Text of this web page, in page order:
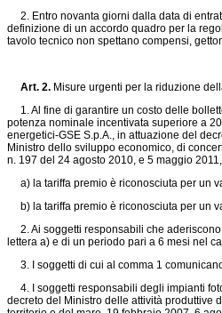
2. Entro novanta giorni dalla data di
definizione di un accordo quadro per la
tavolo tecnico non spettano compensi,
Art. 2. Misure urgenti per la riduzione
1. Al fine di garantire un costo delle
potenza nominale incentivata superiore a
energetici-GSE S.p.A., in attuazione del
Ministro dello sviluppo economico, di
n. 197 del 24 agosto 2010, e 5 maggio
a) la tariffa premio è riconosciuta per un
b) la tariffa premio è riconosciuta per un
2. Ai soggetti responsabili che
lettera a) e di un periodo pari a 6 mesi nel
3. I soggetti di cui al comma 1
4. I soggetti responsabili degli impianti
decreto del Ministro delle attività produttive